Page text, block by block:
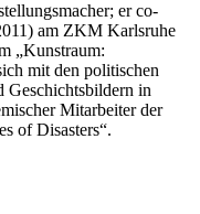
er co-
am ZKM Karlsruhe
„Kunstraum:
mit den politischen
Geschichtsbildern in
Mitarbeiter der
of Disasters“.